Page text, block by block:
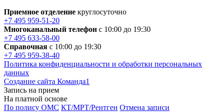
Приемное отделение круглосуточно
+7 495 959-51-20
Многоканальный телефон с 10:00 до 19:30
+7 495 633-58-00
Справочная с 10:00 до 19:30
+7 495 959-38-40
Политика конфиденциальности и обработки персональных
данных
Создание сайта Команда1
Запись на прием
На платной основе
По полису ОМС КТ/МРТ/Рентген Отмена записи